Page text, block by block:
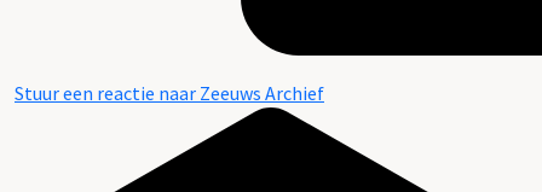
Stuur een reactie naar Zeeuws Archief